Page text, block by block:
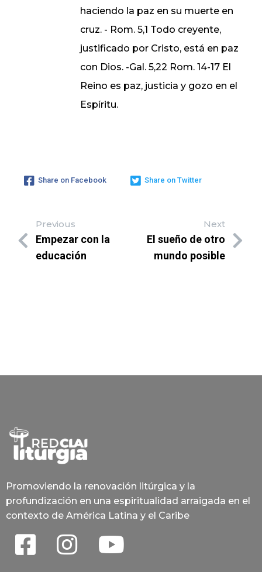
haciendo la paz en su muerte en
cruz. - Rom. 5,1 Todo creyente,
justificado por Cristo, está en paz
con Dios. -Gal. 5,22 Rom. 14-17 El
Reino es paz, justicia y gozo en el
Espíritu.
Share on Facebook Share on Twitter
Previous
Empezar con la
educación
Next
El sueño de otro
mundo posible
Promoviendo la renovación litúrgica y la
profundización en una espiritualidad arraigada en el
contexto de América Latina y el Caribe